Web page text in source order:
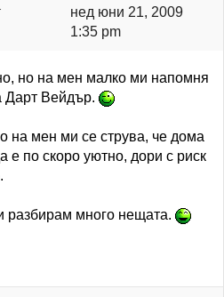
нед юни 21, 2009
1:35 pm
но на мен малко ми напомня
Дарт Вейдър.
на мен ми се струва, че дома
е по скоро уютно, дори с риск
разбирам много нещата.